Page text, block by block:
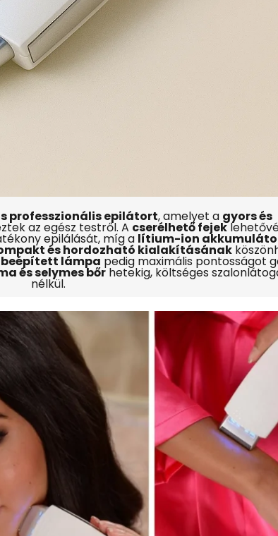
professzionális epilátort, amelyet a gyors és
az egész testről. A cserélhető fejek
epilálását, míg a lítium-ion
és hordozható kialakításának
beépített lámpa pedig maximális pontosságot
és selymes bőrhetekig, költséges
nélkül.